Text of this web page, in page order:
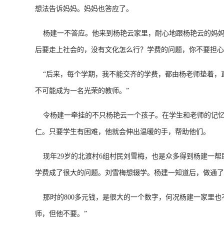
想法告诉妈妈。妈妈也答应了。
杨建一不答应。他来到杨艳云家里，耐心地跟杨艳云的妈
后要走上社会的，没有文化怎么行？学费的问题，你不要担
“后来，每个学期，我不能交齐的学费，都由杨老师垫着，
不可能成为一名光荣的教师。”
令杨建一牵挂的不只杨艳云一个孩子。在学生和老师的记
仁。只要学生有困难，他就会伸出温暖的手，帮助他们。
现年29岁的北渡村6组村民刘雪梅，也是众多得到杨建一
学费成了很大的问题。刘雪梅想辍学。杨建一知道后，做通
那时的800多元钱，是很大的一个数字，何况杨建一家里
师，但他不要。”